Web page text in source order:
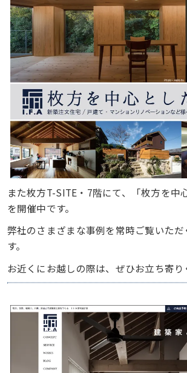
また枚方T-SITE・7階にて、「枚方を中
を開催中です。
弊社のさまざまな事例を常時ご覧いた
す。
お近くにお越しの際は、ぜひお立ち寄り